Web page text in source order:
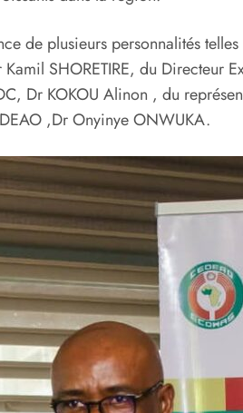
de plusieurs personnalités
SHORETIRE, du Directeur
Dr KOKOU Alinon , du
,Dr Onyinye ONWUKA.